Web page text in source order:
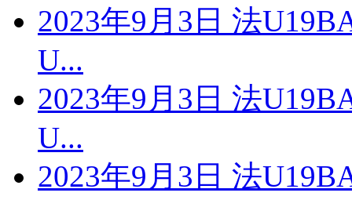
2023年9月3日 法
U...
2023年9月3日 法
U...
2023年9月3日 法